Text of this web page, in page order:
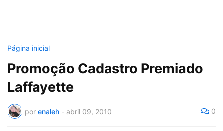
Página inicial
Promoção Cadastro Premiado
Laffayette
por enaleh - abril 09, 2010 0